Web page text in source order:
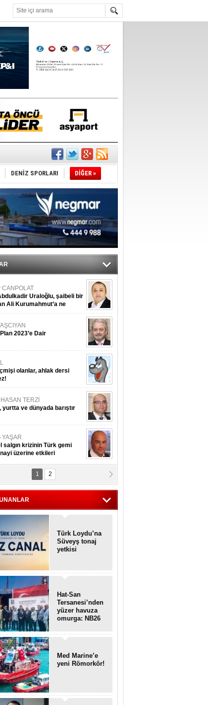
DENİZ SPORLARI DİĞER »
CANPOLAT
Uraloğlu, şaibeli bir
Ali Kurumahmut’a ne
2023’e Dair
olanlar, ahlak dersi
TERZİ
yurtta ve dünyada barıştır
YAŞAR
salgın krizinin Türk gemi
üzerine etkileri
AZMİ GÖKSOY
1 2
Türk Loydu’na
Süveyş tonaj
yetkisi
Hat-San
Tersanesi’nden
yüzer havuza
omurga: NB26
Med Marine’e
yeni Römorkör!